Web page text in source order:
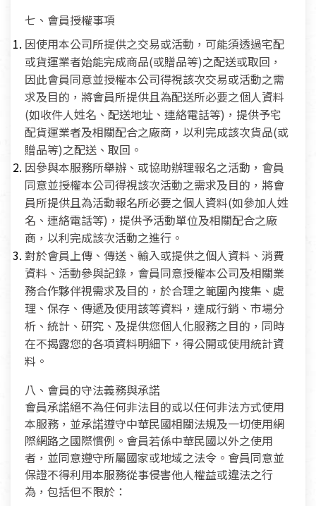
七、會員授權事項
因使用本公司所提供之交易或活動，可能須透過宅配
或貨運業者始能完成商品(或贈品等)之配送或取回，
因此會員同意並授權本公司得視該次交易或活動之需
求及目的，將會員所提供且為配送所必要之個人資料
(如收件人姓名、配送地址、連絡電話等)，提供予宅
配貨運業者及相關配合之廠商，以利完成該次貨品(或
贈品等)之配送、取回。
因參與本服務所舉辦、或協助辦理報名之活動，會員
同意並授權本公司得視該次活動之需求及目的，將會
員所提供且為活動報名所必要之個人資料(如參加人姓
名、連絡電話等)，提供予活動單位及相關配合之廠
商，以利完成該次活動之進行。
對於會員上傳、傳送、輸入或提供之個人資料、消費
資料、活動參與記錄，會員同意授權本公司及相關業
務合作夥伴視需求及目的，於合理之範圍內搜集、處
理、保存、傳遞及使用該等資料，達成行銷、市場分
析、統計、研究、及提供您個人化服務之目的，同時
在不揭露您的各項資料明細下，得公開或使用統計資
料。
八、會員的守法義務與承諾
會員承諾絕不為任何非法目的或以任何非法方式使用
本服務，並承諾遵守中華民國相關法規及一切使用網
際網路之國際慣例。會員若係中華民國以外之使用
者，並同意遵守所屬國家或地域之法令。會員同意並
保證不得利用本服務從事侵害他人權益或違法之行
為，包括但不限於：